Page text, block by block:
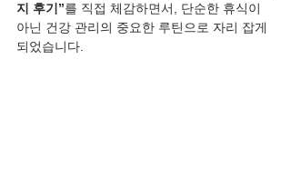
지 후기”를 직접 체감하면서, 단순한 휴식이
아닌 건강 관리의 중요한 루틴으로 자리 잡게
되었습니다.